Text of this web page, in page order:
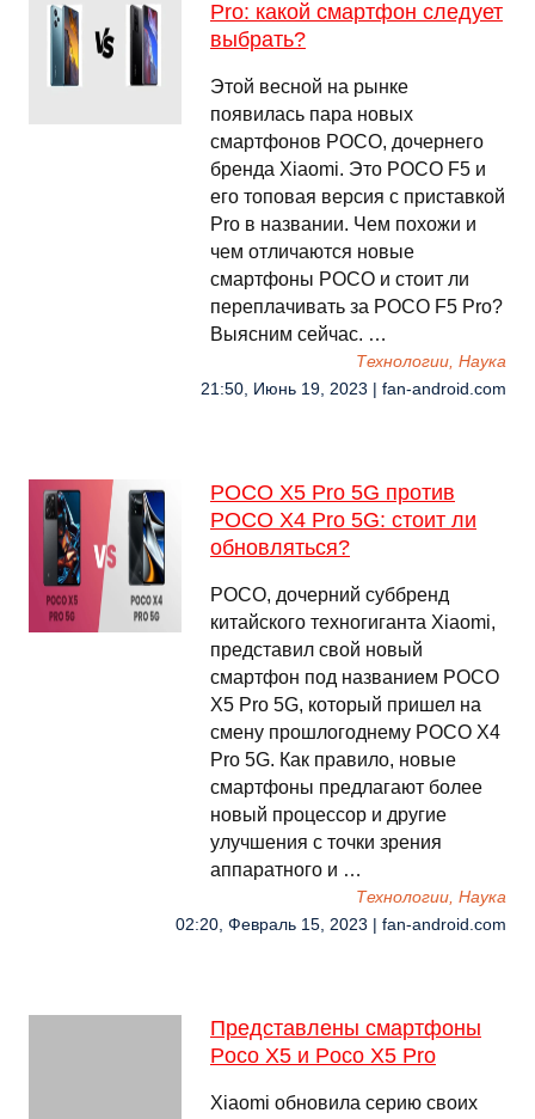
Pro: какой смартфон следует
выбрать?
Этой весной на рынке
появилась пара новых
смартфонов POCO, дочернего
бренда Xiaomi. Это POCO F5 и
его топовая версия с приставкой
Pro в названии. Чем похожи и
чем отличаются новые
смартфоны POCO и стоит ли
переплачивать за POCO F5 Pro?
Выясним сейчас. …
Технологии, Наука
21:50, Июнь 19, 2023 | fan-android.com
POCO X5 Pro 5G против
POCO X4 Pro 5G: стоит ли
обновляться?
POCO, дочерний суббренд
китайского техногиганта Xiaomi,
представил свой новый
смартфон под названием POCO
X5 Pro 5G, который пришел на
смену прошлогоднему POCO X4
Pro 5G. Как правило, новые
смартфоны предлагают более
новый процессор и другие
улучшения с точки зрения
аппаратного и …
Технологии, Наука
02:20, Февраль 15, 2023 | fan-android.com
Представлены смартфоны
Poco X5 и Poco X5 Pro
Xiaomi обновила серию своих